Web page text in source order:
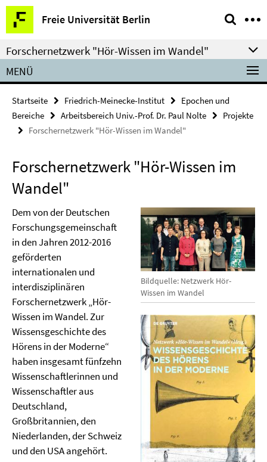
Springe
direkt
zu
Inhalt
Freie Universität Berlin
Service-
Navigation
Forschernetzwerk "Hör-Wissen im Wandel"
MENÜ
Startseite Friedrich-Meinecke-Institut
Epochen und
Bereiche
Arbeitsbereich Univ.-Prof. Dr. Paul Nolte
Projekte
Forschernetzwerk "Hör-Wissen im Wandel"
Forschernetzwerk "Hör-Wissen im
Wandel"
Bildquelle: Netzwerk Hör-
Wissen im Wandel
Dem von der Deutschen
Forschungsgemeinschaft
in den Jahren 2012-2016
geförderten
internationalen und
interdisziplinären
Forschernetzwerk „Hör-
Wissen im Wandel. Zur
Wissensgeschichte des
Hörens in der Moderne“
haben insgesamt fünfzehn
Wissenschaftlerinnen und
Wissenschaftler aus
Deutschland,
Großbritannien, den
Niederlanden, der Schweiz
und den USA angehört.